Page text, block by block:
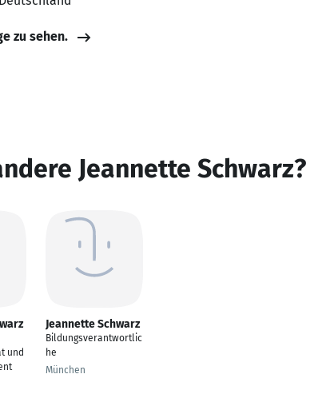
zu sehen.
Jeannette Schwarz?
und
Jeannette Schwarz
Bildungsverantwortlic
he
München